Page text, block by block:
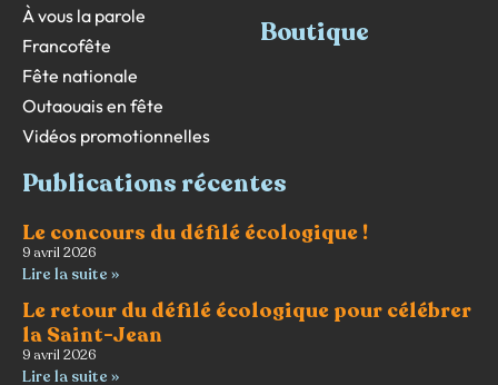
À vous la parole
Francofête
Fête nationale
Outaouais en fête
Vidéos promotionnelles
Boutique
Publications récentes
Le concours du défilé écologique !
9 avril 2026
Lire la suite »
Le retour du défilé écologique pour célébrer
la Saint-Jean
9 avril 2026
Lire la suite »